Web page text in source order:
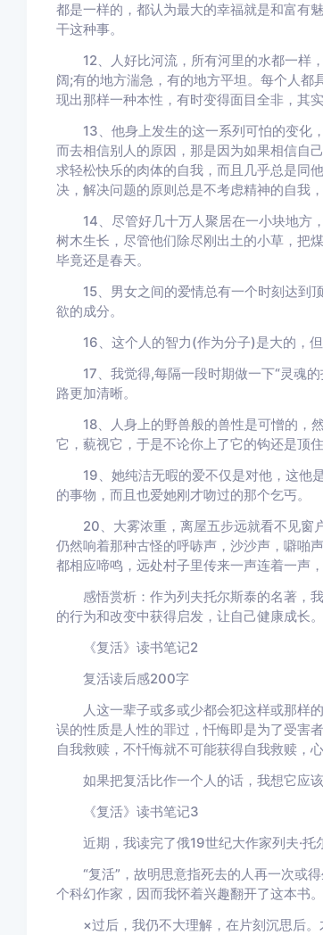
都是一样的，都认为最大的幸福就是和富有
干这种事。
12、人好比河流，所有河里的水都一样，
阔;有的地方湍急，有的地方平坦。每个人
现出那样一种本性，有时变得面目全非，其实
13、他身上发生的这一系列可怕的变化，
而去相信别人的原因，那是因为如果相信自
求轻松快乐的肉体的自我，而且几乎总是同
决，解决问题的原则总是不考虑精神的自我
14、尽管好几十万人聚居在一小块地方，
树木生长，尽管他们除尽刚出土的小草，把
毕竟还是春天。
15、男女之间的爱情总有一个时刻达到顶
欲的成分。
16、这个人的智力(作为分子)是大的，但
17、我觉得,每隔一段时期做一下“灵魂的
路更加清晰。
18、人身上的野兽般的兽性是可憎的，然
它，藐视它，于是不论你上了它的钩还是顶
19、她纯洁无暇的爱不仅是对他，这他是
的事物，而且也爱她刚才吻过的那个乞丐。
20、大雾浓重，离屋五步远就看不见窗户
仍然响着那种古怪的呼哧声，沙沙声，噼啪
都相应啼鸣，远处村子里传来一声连着一声
感悟赏析：作为列夫托尔斯泰的名著，我
的行为和改变中获得启发，让自己健康成长。
《复活》读书笔记2
复活读后感200字
人这一辈子或多或少都会犯这样或那样的
误的性质是人性的罪过，忏悔即是为了受害
自我救赎，不忏悔就不可能获得自我救赎，
如果把复活比作一个人的话，我想它应该
《复活》读书笔记3
近期，我读完了俄19世纪大作家列夫·托
“复活”，故明思意指死去的人再一次或得
个科幻作家，因而我怀着兴趣翻开了这本书。
×过后，我仍不大理解，在片刻沉思后。